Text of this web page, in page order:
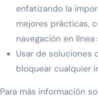
enfatizando la
mejores prácticas,
navegación en línea
Usar de soluciones
bloquear cualquier
Para más información